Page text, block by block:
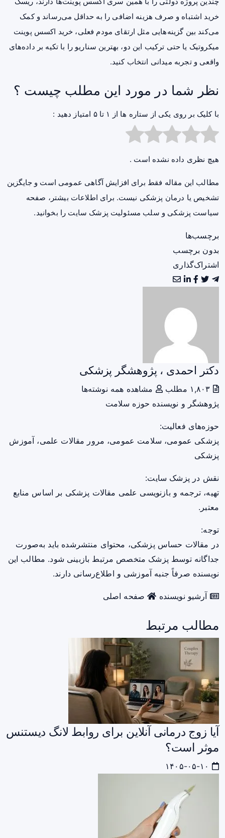
خرید اشتباه و صرف هزینه اضافی را به حداقل می‌رساند و کمک
می‌کند بین گزینه‌هایی مثل ارتقای مودم فعلی، خرید اکسس پوینت
میکروتیک یا حتی ترکیب این دو، بهترین سناریو را با تکیه بر داده‌های
واقعی و تجربه میدانی انتخاب کنید.
نظر شما در مورد این مطلب چیست ؟
با کلیک بر روی یکی از ستاره ها از ۱ تا ۵ امتیاز دهید :
هیچ نظری داده نشده است .
مطالب این مقاله فقط برای افزایش آگاهی عمومی است و جایگزین
تشخیص یا درمان پزشکی نیست. برای اطلاعات بیشتر، صفحه
سیاست پزشکی و سلب مسئولیت پزشک سایت را بخوانید.
برچسب‌ها
بدون برچسب
اشتراک‌گذاری
دکتر احمدی ، پژوهشگر پزشکی
مشاهده همه نوشته‌ها
پژوهشگر و نویسنده حوزه سلامت
حوزه‌های فعالیت:
پزشکی عمومی، سلامت عمومی، مرور مقالات علمی، آموزش
پزشکی
نقش در پزشک سایت:
تهیه، ترجمه و بازنویسی علمی مقالات پزشکی بر اساس منابع
معتبر.
توجه:
در مقالات حساس پزشکی، محتوای منتشرشده باید به‌صورت
جداگانه توسط پزشک متخصص مرتبط بازبینی شود. مطالب این
نویسنده صرفاً جنبه آموزشی و اطلاع‌رسانی دارند.
آرشیو نویسنده صفحه اصلی
مطالب مرتبط
آیا زوج درمانی آنلاین برای روابط لانگ دیستنس
موثر است؟